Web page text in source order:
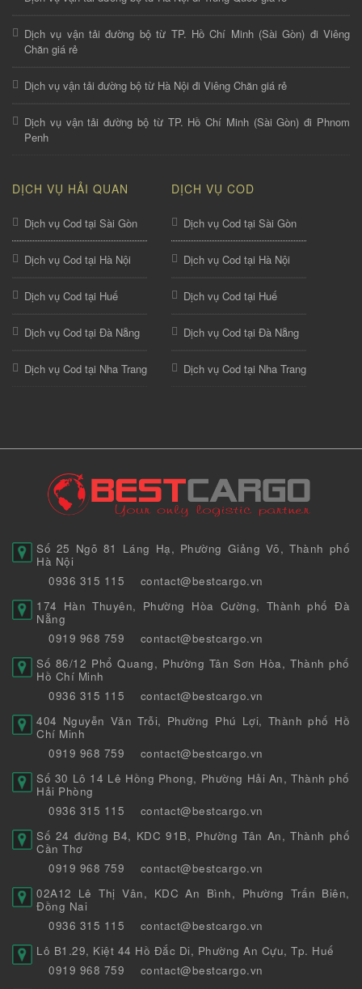
Dịch vụ vận tải đường bộ từ TP. Hồ Chí Minh (Sài Gòn) đi Viêng
Chăn giá rẻ
Dịch vụ vận tải đường bộ từ Hà Nội đi Viêng Chăn giá rẻ
Dịch vụ vận tải đường bộ từ TP. Hồ Chí Minh (Sài Gòn) đi Phnom
Penh
DỊCH VỤ HẢI QUAN
Dịch vụ Cod tại Sài Gòn
Dịch vụ Cod tại Hà Nội
Dịch vụ Cod tại Huế
Dịch vụ Cod tại Đà Nẵng
Dịch vụ Cod tại Nha Trang
DỊCH VỤ COD
Dịch vụ Cod tại Sài Gòn
Dịch vụ Cod tại Hà Nội
Dịch vụ Cod tại Huế
Dịch vụ Cod tại Đà Nẵng
Dịch vụ Cod tại Nha Trang
Số 25 Ngõ 81 Láng Hạ, Phường Giảng Võ, Thành phố
Hà Nội
0936 315 115
contact@bestcargo.vn
174 Hàn Thuyên, Phường Hòa Cường, Thành phố Đà
Nẵng
0919 968 759
contact@bestcargo.vn
Số 86/12 Phổ Quang, Phường Tân Sơn Hòa, Thành phố
Hồ Chí Minh
0936 315 115
contact@bestcargo.vn
404 Nguyễn Văn Trỗi, Phường Phú Lợi, Thành phố Hồ
Chí Minh
0919 968 759
contact@bestcargo.vn
Số 30 Lô 14 Lê Hồng Phong, Phường Hải An, Thành phố
Hải Phòng
0936 315 115
contact@bestcargo.vn
Số 24 đường B4, KDC 91B, Phường Tân An, Thành phố
Cần Thơ
0919 968 759
contact@bestcargo.vn
02A12 Lê Thị Vân, KDC An Bình, Phường Trấn Biên,
Đồng Nai
0936 315 115
contact@bestcargo.vn
Lô B1.29, Kiệt 44 Hồ Đắc Di, Phường An Cựu, Tp. Huế
0919 968 759
contact@bestcargo.vn